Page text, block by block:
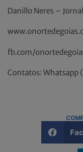
Danillo Neres –
fb.com/
Contatos: